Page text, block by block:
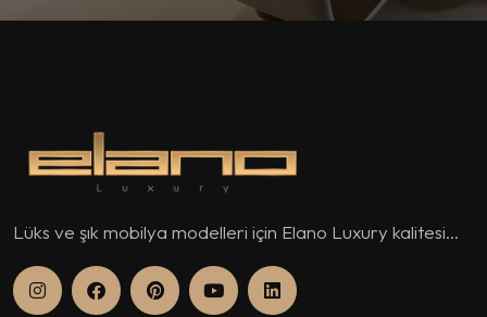
Lüks ve şık mobilya modelleri için Elano Luxury kalitesi...